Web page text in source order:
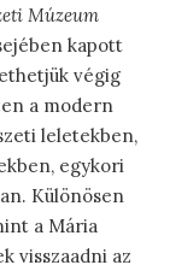
Múzeum
kapott
végig
a modern
leletekben,
egykori
Különösen
a Mária
visszaadni az